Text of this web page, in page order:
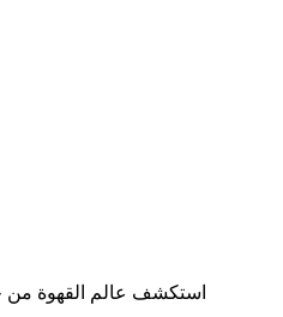
استكشف عالم القهوة من